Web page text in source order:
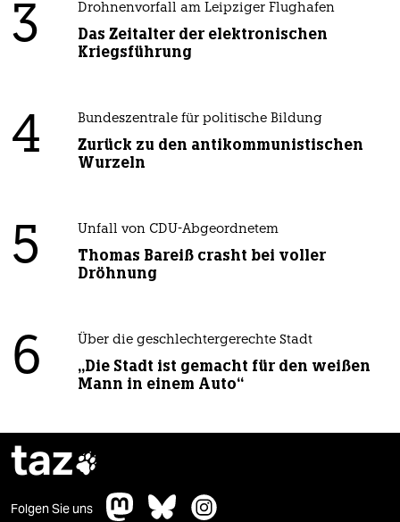
3 Drohnenvorfall am Leipziger Flughafen
Das Zeitalter der elektronischen
Kriegsführung
4 Bundeszentrale für politische Bildung
Zurück zu den antikommunistischen
Wurzeln
5 Unfall von CDU-Abgeordnetem
Thomas Bareiß crasht bei voller
Dröhnung
6 Über die geschlechtergerechte Stadt
„Die Stadt ist gemacht für den weißen
Mann in einem Auto“
taz
Folgen Sie uns